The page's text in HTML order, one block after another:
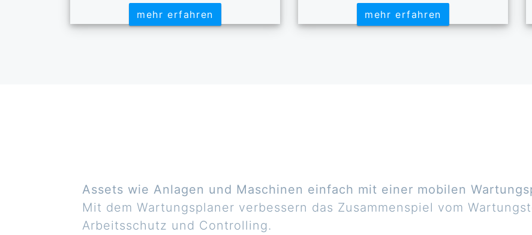
mehr erfahren
mehr erfahren mehr erfahren
mehr erfahren
Assets wie Anlagen und Maschinen einfach mit einer mobilen
Mit dem Wartungsplaner verbessern das Zusammenspiel vom
Arbeitsschutz und Controlling.